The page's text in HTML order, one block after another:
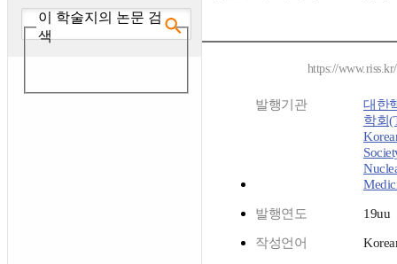
이 학술지의 논문 검
색
https://
발행기관
대한
학회
발행연도 19uu
작성언어